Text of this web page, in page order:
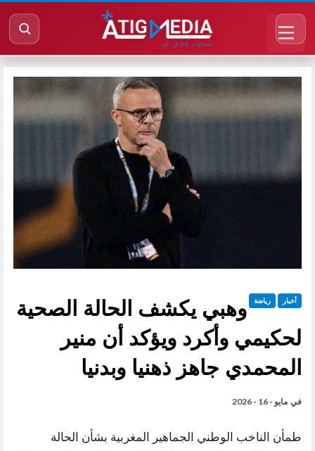
أخبار رياضة
وهبي يكشف الحالة الصحية
لحكيمي وأكرد ويؤكد أن منير
المحمدي جاهز ذهنيا وبدنيا
في مايو - 16 - 2026
طمأن الناخب الوطني الجماهير المغربية بشأن الحالة